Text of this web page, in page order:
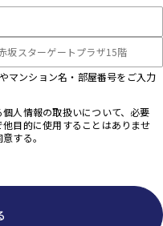
マンション名・部屋番号をご入力
人情報の取扱いについて、必要
目的に使用することはありませ
する。